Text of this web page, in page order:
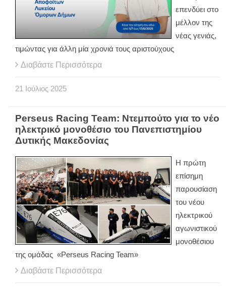
επενδύει στο
μέλλον της
νέας γενιάς,
τιμώντας για άλλη μία χρονιά τους αριστούχους
Διαβάστε Περισσότερα
21 Ιούλιος 2025
Perseus Racing Team: Ντεμπούτο για το νέο
ηλεκτρικό μονοθέσιο του Πανεπιστημίου
Δυτικής Μακεδονίας
Η πρώτη
επίσημη
παρουσίαση
του νέου
ηλεκτρικού
αγωνιστικού
μονοθέσιου
της ομάδας «Perseus Racing Team»
Διαβάστε Περισσότερα